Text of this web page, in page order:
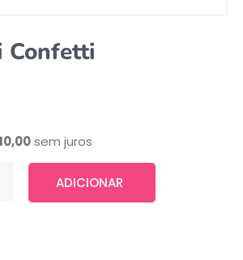
Confetti
sem juros
ADICIONAR